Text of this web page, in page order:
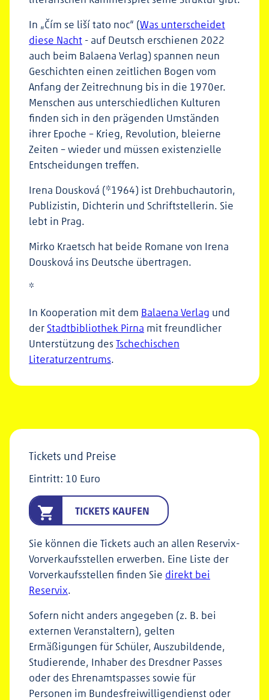
In „Čím se liší tato noc“ (Was unterscheidet
diese Nacht - auf Deutsch erschienen 2022
auch beim Balaena Verlag) spannen neun
Geschichten einen zeitlichen Bogen vom
Anfang der Zeitrechnung bis in die 1970er.
Menschen aus unterschiedlichen Kulturen
finden sich in den prägenden Umständen
ihrer Epoche – Krieg, Revolution, bleierne
Zeiten – wieder und müssen existenzielle
Entscheidungen treffen.
Irena Dousková (*1964) ist Drehbuchautorin,
Publizistin, Dichterin und Schriftstellerin. Sie
lebt in Prag.
Mirko Kraetsch hat beide Romane von Irena
Dousková ins Deutsche übertragen.
*
In Kooperation mit dem Balaena Verlag und
der Stadtbibliothek Pirna mit freundlicher
Unterstützung des Tschechischen
Literaturzentrums.
Tickets und Preise
Eintritt: 10 Euro
TICKETS KAUFEN
Sie können die Tickets auch an allen Reservix-
Vorverkaufsstellen erwerben. Eine Liste der
Vorverkaufsstellen finden Sie direkt bei
Reservix.
Sofern nicht anders angegeben (z. B. bei
externen Veranstaltern), gelten
Ermäßigungen für Schüler, Auszubildende,
Studierende, Inhaber des Dresdner Passes
oder des Ehrenamtspasses sowie für
Personen im Bundesfreiwilligendienst oder